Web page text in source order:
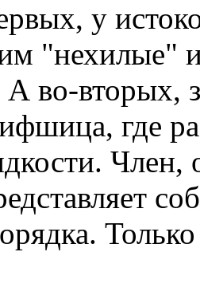
у
"нехилые"
во-вторых,
где